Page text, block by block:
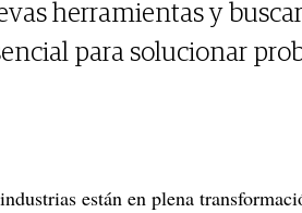
herramientas y
para solucionar
están en plena